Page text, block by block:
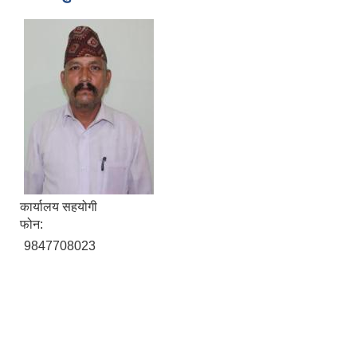
कार्यालय सहयोगी
फोन:
9847708023